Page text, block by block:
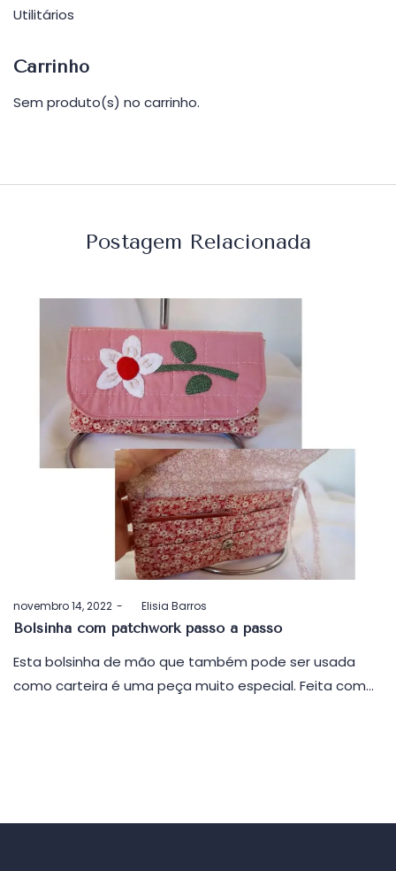
Utilitários
Carrinho
Sem produto(s) no carrinho.
Postagem Relacionada
Postado
em
novembro 14, 2022 byElisia Barros
Bolsinha com patchwork passo a passo
Esta bolsinha de mão que também pode ser usada
como carteira é uma peça muito especial. Feita com…